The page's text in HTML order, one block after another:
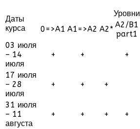
Даты
курса
Уровни
0=>A1 A1=>A2 A2* A2/B1
part1
03 июля
– 14
июля
+ + +
17 июля
– 28
июля
+ + +
31 июля
– 11
августа
+ + + +